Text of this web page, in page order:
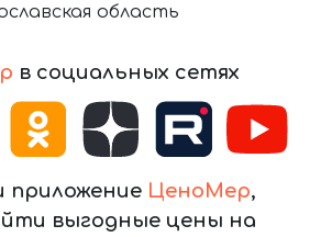
в социальных сетях
приложение ЦеноМер,
выгодные цены на
область